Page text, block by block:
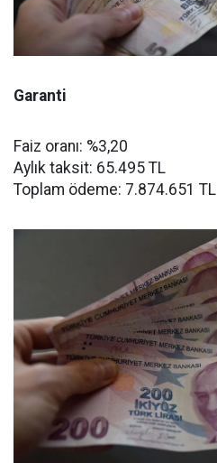
Garanti
Faiz oranı: %3,20
Aylık taksit: 65.495 TL
Toplam ödeme: 7.874.651 TL